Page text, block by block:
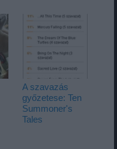
A szavazás
győzetese: Ten
Summoner's
Tales